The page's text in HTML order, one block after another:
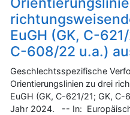
EuGH (GK, C-
C-608/22 u.a.)
Geschlechtsspezifische
Orientierungslinien zu drei
EuGH (GK, C-621/21; GK,
Jahr 2024. -- In: